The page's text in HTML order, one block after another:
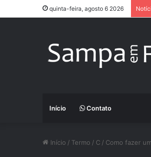
quinta-feira, agosto 6 2026
Início Contato
Início / Termo / C / Como fazer